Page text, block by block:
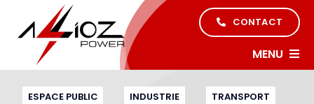
content
CONTACT
MENU
Accueil
ESPACE PUBLIC INDUSTRIE TRANSPORT